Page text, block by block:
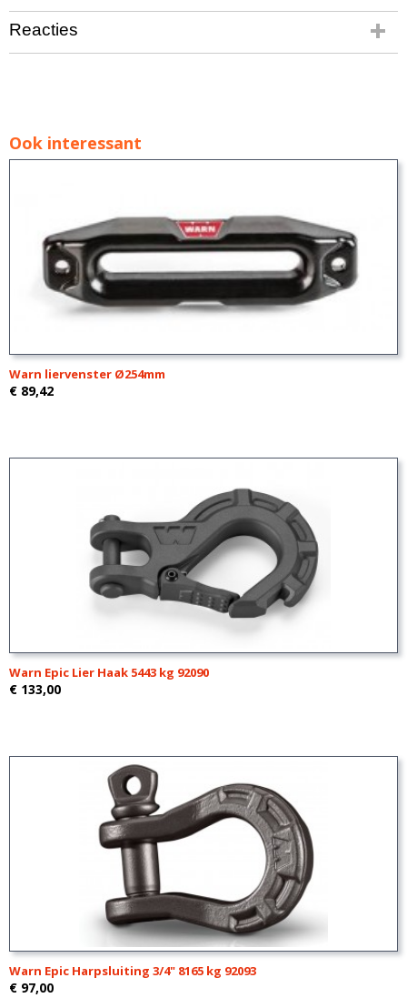
Reacties
Ook interessant
Warn liervenster Ø254mm
€ 89,42
Warn Epic Lier Haak 5443 kg 92090
€ 133,00
Warn Epic Harpsluiting 3/4" 8165 kg 92093
€ 97,00